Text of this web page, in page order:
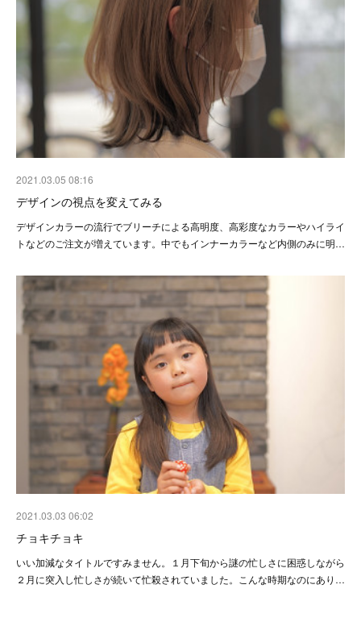
2021.03.05 08:16
デザインの視点を変えてみる
デザインカラーの流行でブリーチによる高明度、高彩度なカラーやハイライ
トなどのご注文が増えています。中でもインナーカラーなど内側のみに明…
2021.03.03 06:02
チョキチョキ
いい加減なタイトルですみません。１月下旬から謎の忙しさに困惑しながら
２月に突入し忙しさが続いて忙殺されていました。こんな時期なのにあり…